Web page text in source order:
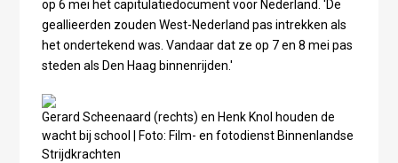
op 6 mei het capitulatiedocument voor Nederland. 'De
geallieerden zouden West-Nederland pas intrekken als
het ondertekend was. Vandaar dat ze op 7 en 8 mei pas
steden als Den Haag binnenrijden.'
Gerard Scheenaard (rechts) en Henk Knol houden de
wacht bij school | Foto: Film- en fotodienst Binnenlandse
Strijdkrachten